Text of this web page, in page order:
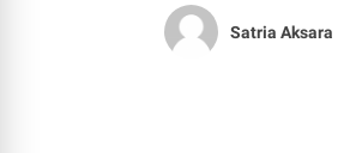
Satria Aksara